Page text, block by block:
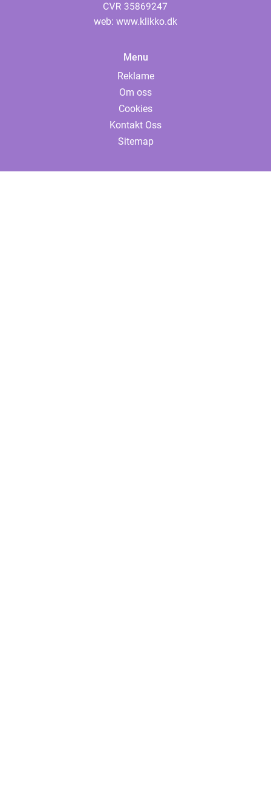
web: www.klikko.dk
Menu
Reklame
Om oss
Cookies
Kontakt Oss
Sitemap